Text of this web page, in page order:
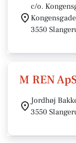
c/o.
3550
M REN
Jordhøj
3550